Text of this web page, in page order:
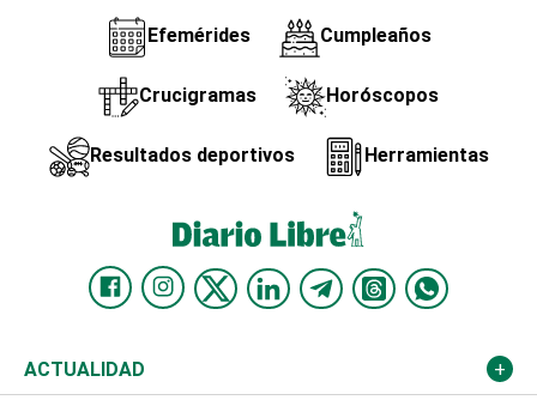
Efemérides Cumpleaños
Crucigramas Horóscopos
Resultados deportivos Herramientas
ACTUALIDAD